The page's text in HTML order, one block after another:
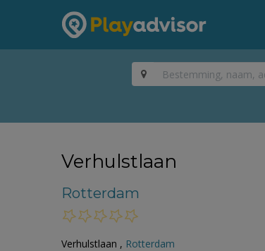
Verhulstlaan
Rotterdam
Verhulstlaan , Rotterdam